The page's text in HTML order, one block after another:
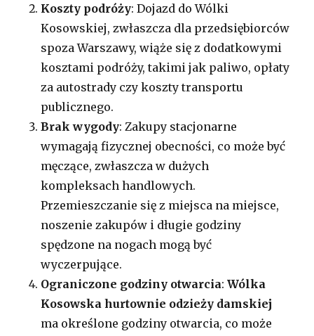
Koszty podróży: Dojazd do Wólki
Kosowskiej, zwłaszcza dla przedsiębiorców
spoza Warszawy, wiąże się z dodatkowymi
kosztami podróży, takimi jak paliwo, opłaty
za autostrady czy koszty transportu
publicznego.
Brak wygody: Zakupy stacjonarne
wymagają fizycznej obecności, co może być
męczące, zwłaszcza w dużych
kompleksach handlowych.
Przemieszczanie się z miejsca na miejsce,
noszenie zakupów i długie godziny
spędzone na nogach mogą być
wyczerpujące.
Ograniczone godziny otwarcia:Wólka
Kosowska hurtownie odzieży damskiej
ma określone godziny otwarcia, co może